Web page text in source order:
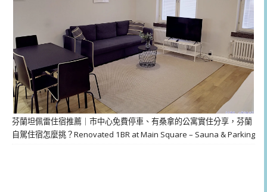
芬蘭坦佩雷住宿推薦｜市中心免費停車、有桑拿的公寓實住分享，芬蘭
自駕住宿怎麼挑？Renovated 1BR at Main Square – Sauna & Parking